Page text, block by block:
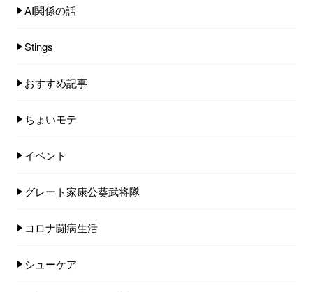
AI関係の話
Stings
おすすめ記事
ちょいモテ
イベント
グレート家康公葵武将隊
コロナ闘病生活
シューケア